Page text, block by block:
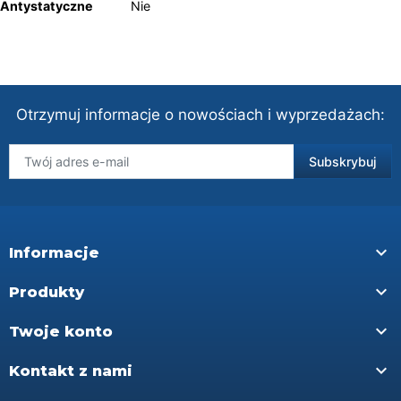
Antystatyczne Nie
Otrzymuj informacje o nowościach i wyprzedażach:
Informacje 
Produkty 
Twoje konto 
Kontakt z nami 